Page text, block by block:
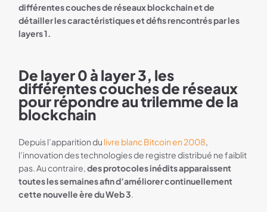
différentes couches de réseaux blockchain et de
détailler les caractéristiques et défis rencontrés par les
layers 1.
De layer 0 à layer 3, les
différentes couches de réseaux
pour répondre au trilemme de la
blockchain
Depuis l’apparition du livre blanc Bitcoin en 2008,
l’innovation des technologies de registre distribué ne faiblit
pas. Au contraire,des protocoles inédits apparaissent
toutes les semaines afin d’améliorer continuellement
cette nouvelle ère du Web 3.